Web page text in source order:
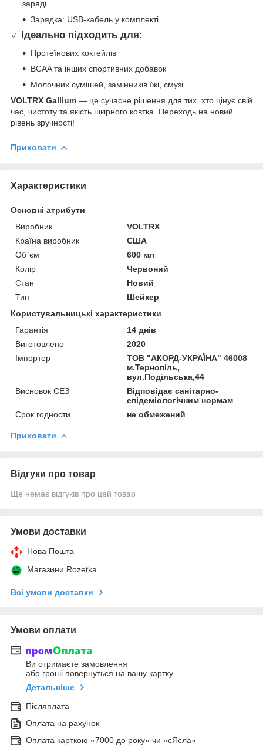
заряді
Зарядка: USB-кабель у комплекті
️‍♂️ Ідеально підходить для:
Протеїнових коктейлів
BCAA та інших спортивних добавок
Молочних сумішей, замінників їжі, смузі
VOLTRX Gallium — це сучасне рішення для тих, хто цінує свій
час, чистоту та якість шкірного ковтка. Переходь на новий
рівень зручності!
Приховати
Характеристики
Основні атрибути
Виробник
VOLTRX
Країна виробник
США
Об`єм
600 мл
Колір
Червоний
Стан
Новий
Тип
Шейкер
Користувальницькі характеристики
Гарантія
14 днів
Виготовлено
2020
Імпортер
ТОВ "АКОРД-УКРАЇНА" 46008
м.Тернопіль,
вул.Подільська,44
Висновок СЕЗ
Відповідає санітарно-
епідеміологічним нормам
Срок годности
не обмежений
Приховати
Відгуки про товар
Ще немає відгуків про цей товар
Умови доставки
Нова Пошта
Магазини Rozetka
Всі умови доставки
Умови оплати
Ви отримаєте замовлення
або гроші повернуться на вашу картку
Детальніше
Післяплата
Оплата на рахунок
Оплата карткою «7000 до року» чи «єЯсла»